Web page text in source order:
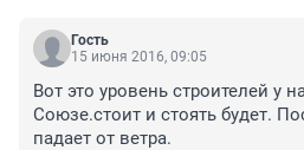
Гость
15 июня 2016, 09:05
Вот это уровень строителей у
Союзе.стоит и стоять будет.
падает от ветра.